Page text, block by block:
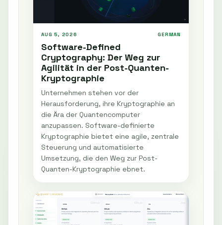
AUG 5, 2026 GERMAN
Software-Defined
Cryptography: Der Weg zur
Agilität in der Post-Quanten-
Kryptographie
Unternehmen stehen vor der
Herausforderung, ihre Kryptographie an
die Ära der Quantencomputer
anzupassen. Software-definierte
Kryptographie bietet eine agile, zentrale
Steuerung und automatisierte
Umsetzung, die den Weg zur Post-
Quanten-Kryptographie ebnet.